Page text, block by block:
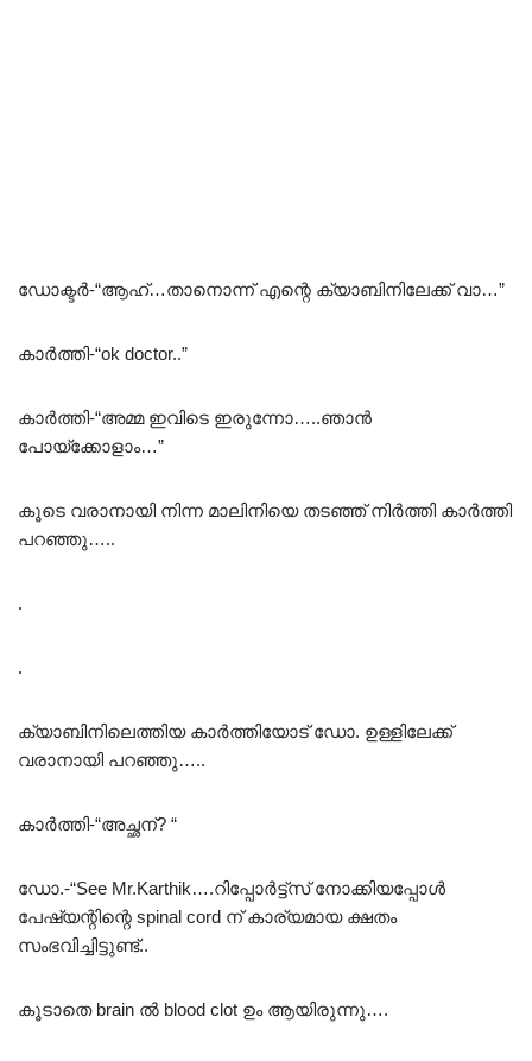
ഡോക്ടർ-“ആഹ്…താനൊന്ന് എന്റെ ക്യാബിനിലേക്ക് വാ…”
കാർത്തി-“ok doctor..”
കാർത്തി-“അമ്മ ഇവിടെ ഇരുന്നോ…..ഞാൻ
പോയ്ക്കോളാം…”
കൂടെ വരാനായി നിന്ന മാലിനിയെ തടഞ്ഞ് നിർത്തി കാർത്തി
പറഞ്ഞു…..
.
.
ക്യാബിനിലെത്തിയ കാർത്തിയോട് ഡോ. ഉള്ളിലേക്ക്
വരാനായി പറഞ്ഞു…..
കാർത്തി-“അച്ഛന്? “
ഡോ.-“See Mr.Karthik….റിപ്പോർട്ട്സ് നോക്കിയപ്പോൾ
പേഷ്യന്റിന്റെ spinal cord ന് കാര്യമായ ക്ഷതം
സംഭവിച്ചിട്ടുണ്ട്..
കൂടാതെ brain ൽ blood clot ഉം ആയിരുന്നു….